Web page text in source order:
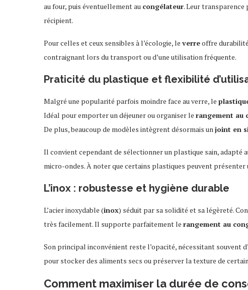
au four, puis éventuellement au congélateur. Leur transparence
récipient.
Pour celles et ceux sensibles à l’écologie, le verreoffre
contraignant lors du transport ou d’une utilisation fréquente.
Praticité du plastique et flexibilité
Malgré une popularité parfois moindre face au verre, le
Idéal pour emporter un déjeuner ou organiser le rangement au
De plus, beaucoup de modèles intègrent désormais unjoint en
Il convient cependant de sélectionner un plastique sain,
micro-ondes. À noter que certains plastiques peuvent présenter
L’inox : robustesse et hygiène durable
L’acier inoxydable (inox) séduit par sa solidité et sa légèreté.
très facilement. Il supporte parfaitement le rangement au
Son principal inconvénient reste l’opacité, nécessitant souvent
pour stocker des aliments secs ou préserver la texture de
Comment maximiser la durée de